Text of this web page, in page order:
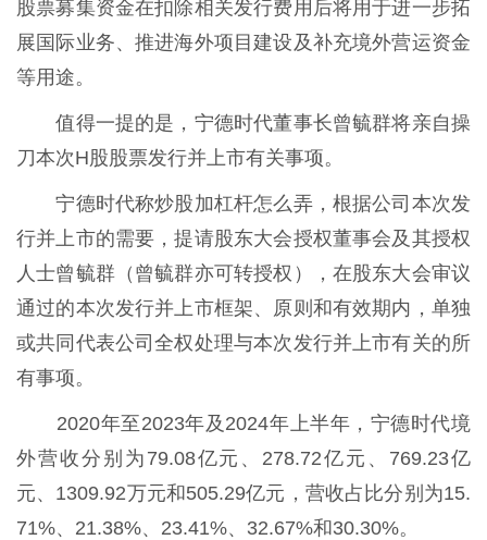
股票募集资金在扣除相关发行费用后将用于进一步拓
展国际业务、推进海外项目建设及补充境外营运资金
等用途。
值得一提的是，宁德时代董事长曾毓群将亲自操
刀本次H股股票发行并上市有关事项。
宁德时代称炒股加杠杆怎么弄，根据公司本次发
行并上市的需要，提请股东大会授权董事会及其授权
人士曾毓群（曾毓群亦可转授权），在股东大会审议
通过的本次发行并上市框架、原则和有效期内，单独
或共同代表公司全权处理与本次发行并上市有关的所
有事项。
2020年至2023年及2024年上半年，宁德时代境
外营收分别为79.08亿元、278.72亿元、769.23亿
元、1309.92万元和505.29亿元，营收占比分别为15.
71%、21.38%、23.41%、32.67%和30.30%。